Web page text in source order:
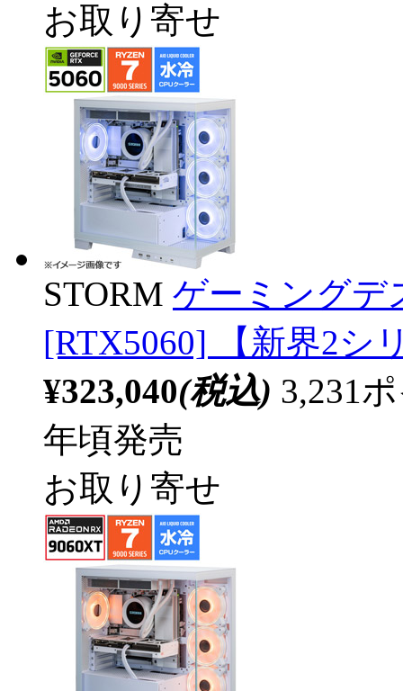
お取り寄せ
STORM ゲーミングデ
[RTX5060] 【新界2シ
¥323,040(税込) 3,231
年頃発売
お取り寄せ